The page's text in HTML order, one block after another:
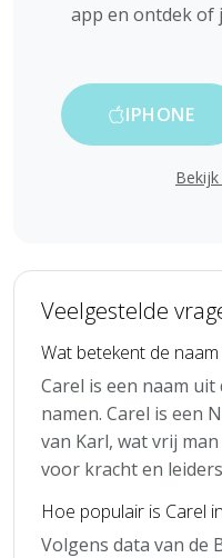
app en ontdek of
IPHONE
Veelgestelde
Wat betekent de naam
Carel is een naam
namen. Carel is een
van Karl, wat vrij
voor kracht en
Hoe populair is Carel
Volgens data van de